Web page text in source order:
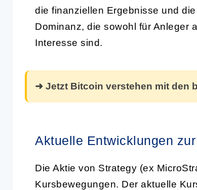
die finanziellen Ergebnisse und
Dominanz, die sowohl für Anleger
Interesse sind.
➜ Jetzt Bitcoin verstehen mit den
Aktuelle Entwicklungen
Die Aktie von Strategy (ex
Kursbewegungen. Der aktuelle